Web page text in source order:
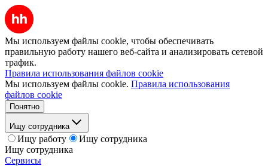
Мы используем файлы cookie, чтобы обеспечивать
правильную работу нашего веб-сайта и анализировать сетевой
трафик.
Правила использования файлов cookie
Мы используем файлы cookie. Правила использования
файлов cookie
Понятно
Ищу сотрудника
Ищу работу
Ищу сотрудника
Ищу сотрудника
Сервисы